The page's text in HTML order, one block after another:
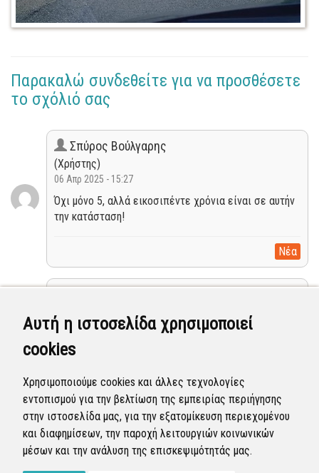
Αυτή η ιστοσελίδα χρησιμοποιεί
cookies
Χρησιμοποιούμε cookies και άλλες τεχνολογίες
εντοπισμού για την βελτίωση της εμπειρίας περιήγησης
στην ιστοσελίδα μας, για την εξατομίκευση περιεχομένου
και διαφημίσεων, την παροχή λειτουργιών κοινωνικών
μέσων και την ανάλυση της επισκεψιμότητάς μας.
Παρακαλώ συνδεθείτε για να προσθέσετε
το σχόλιό σας
Σπύρος Βούλγαρης
(Χρήστης)
06 Απρ 2025 - 15:27
Όχι μόνο 5, αλλά εικοσιπέντε χρόνια είναι σε αυτήν
την κατάσταση!
Νέα
(Χρήστης)
02 Απρ 2025 - 18:02
Γενικά ο δρόμος από αγίους Αποστόλους μέχρι κ
καμία παράταξη δεν ενδιαφέρθηκε όλα αυτά τα
χρόνια... ελπίζω εσείς να κάνετε την διαφορά....
ευχαριστώ....